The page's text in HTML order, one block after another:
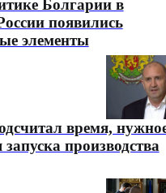
Болгарии в
появились
элементы
время,
производства